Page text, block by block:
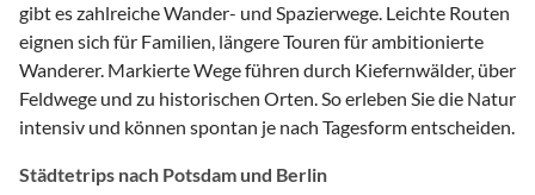
gibt es zahlreiche Wander- und Spazierwege. Leichte Routen
eignen sich für Familien, längere Touren für ambitionierte
Wanderer. Markierte Wege führen durch Kiefernwälder, über
Feldwege und zu historischen Orten. So erleben Sie die Natur
intensiv und können spontan je nach Tagesform entscheiden.
Städtetrips nach Potsdam und Berlin